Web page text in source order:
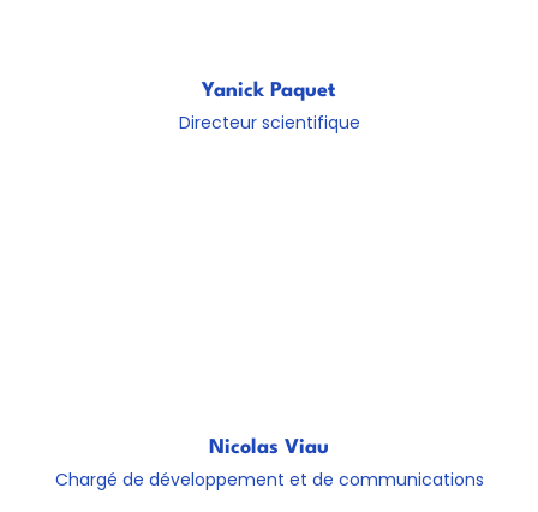
Yanick Paquet
Directeur scientifique
Nicolas Viau
Chargé de développement et de communications